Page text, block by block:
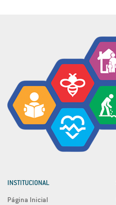
INSTITUCIONAL
Página Inicial